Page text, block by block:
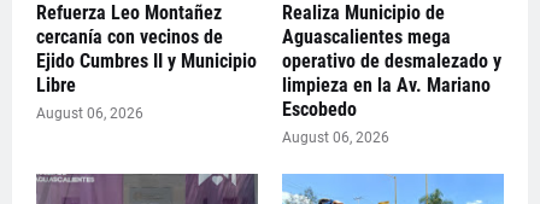
Refuerza Leo Montañez
cercanía con vecinos de
Ejido Cumbres II y Municipio
Libre
August 06, 2026
Realiza Municipio de
Aguascalientes mega
operativo de desmalezado y
limpieza en la Av. Mariano
Escobedo
August 06, 2026